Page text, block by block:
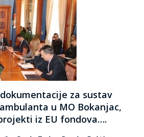
za sustav
u MO Bokanjac,
iz EU fondova….